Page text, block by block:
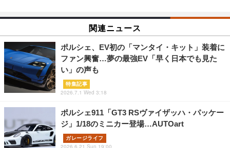
関連ニュース
ポルシェ、EV初の「マンタイ・キット」装着に
ファン興奮…夢の最強EV「早く日本でも見た
い」の声も
特集記事
2026.7.1 Wed 3:18
ポルシェ911「GT3 RSヴァイザッハ・パッケー
ジ」1/18のミニカー登場…AUTOart
ガレージライフ
2026.6.21 Sun 19:00